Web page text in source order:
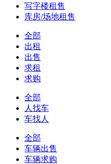
写字楼租售
库房/场地租售
全部
出租
出售
求租
求购
全部
人找车
车找人
全部
车辆出售
车辆求购